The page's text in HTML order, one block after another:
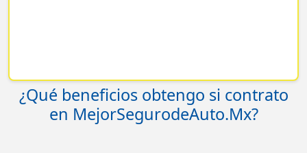
¿Qué beneficios obtengo si contrato
en MejorSegurodeAuto.Mx?